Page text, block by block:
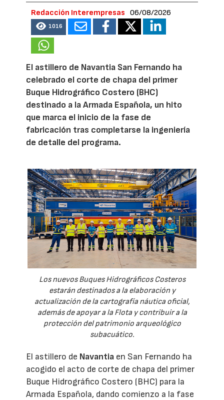
Redacción Interempresas 06/08/2026
1016
El astillero de Navantia San Fernando ha
celebrado el corte de chapa del primer
Buque Hidrográfico Costero (BHC)
destinado a la Armada Española, un hito
que marca el inicio de la fase de
fabricación tras completarse la ingeniería
de detalle del programa.
Los nuevos Buques Hidrográficos Costeros
estarán destinados a la elaboración y
actualización de la cartografía náutica oficial,
además de apoyar a la Flota y contribuir a la
protección del patrimonio arqueológico
subacuático.
El astillero de Navantia en San Fernando ha
acogido el acto de corte de chapa del primer
Buque Hidrográfico Costero (BHC) para la
Armada Española, dando comienzo a la fase